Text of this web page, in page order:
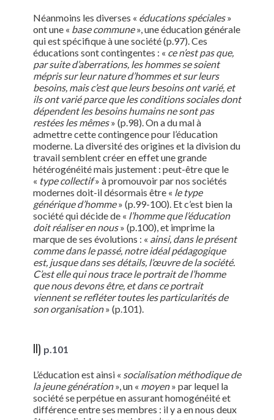
Néanmoins les diverses « éducations spéciales»
ont une « base commune», une éducation générale
qui est spécifique à une société (p.97). Ces
éducations sont contingentes : « ce n’est pas que,
par suite d’aberrations, les hommes se soient
mépris sur leur nature d’hommes et sur leurs
besoins, mais c’est que leurs besoins ont varié, et
ils ont varié parce que les conditions sociales dont
dépendent les besoins humains ne sont pas
restées les mêmes» (p.98). On a du mal à
admettre cette contingence pour l’éducation
moderne. La diversité des origines et la division du
travail semblent créer en effet une grande
hétérogénéité mais justement : peut-être que le
« type collectif» à promouvoir par nos sociétés
modernes doit-il désormais être « le type
générique d’homme» (p.99-100). Et c’est bien la
société qui décide de « l’homme que l’éducation
doit réaliser en nous» (p.100), et imprime la
marque de ses évolutions : « ainsi, dans le présent
comme dans le passé, notre idéal pédagogique
est, jusque dans ses détails, l’œuvre de la société.
C’est elle qui nous trace le portrait de l’homme
que nous devons être, et dans ce portrait
viennent se refléter toutes les particularités de
son organisation» (p.101).
II) p.101
L’éducation est ainsi « socialisation méthodique de
la jeune génération», un « moyen» par lequel la
société se perpétue en assurant homogénéité et
différence entre ses membres : il y a en nous deux